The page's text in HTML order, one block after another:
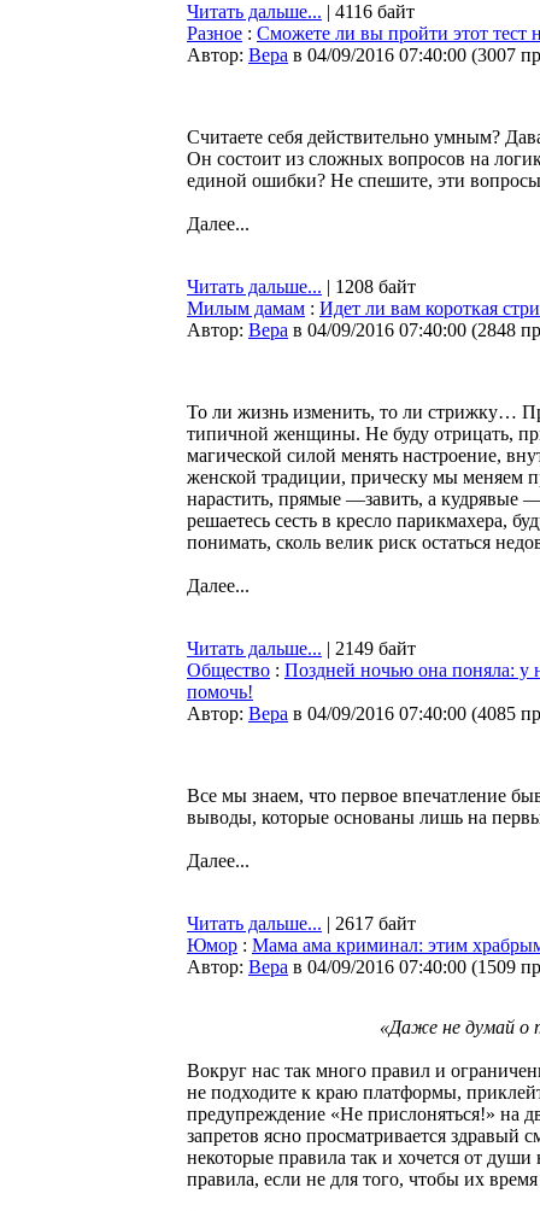
Читать дальше... | 4116 байт
Разное : Сможете ли вы пройти этот тест
Автор: Bepa в 04/09/2016 07:40:00 (3007
Считаете себя действительно умным?
Он состоит из сложных вопросов на
единой ошибки? Не спешите, эти вопросы
Далее...
Читать дальше... | 1208 байт
Милым дамам : Идет ли вам короткая
Автор: Bepa в 04/09/2016 07:40:00 (2848
То ли жизнь изменить, то ли стрижку…
типичной женщины. Не буду отрицать,
магической силой менять настроение,
женской традиции, прическу мы меняем
нарастить, прямые —завить, а кудрявые
решаетесь сесть в кресло парикмахера,
понимать, сколь велик риск остаться
Далее...
Читать дальше... | 2149 байт
Общество : Поздней ночью она поняла: у
помочь!
Автор: Bepa в 04/09/2016 07:40:00 (4085
Все мы знаем, что первое впечатление
выводы, которые основаны лишь на
Далее...
Читать дальше... | 2617 байт
Юмор : Мама ама криминал: этим
Автор: Bepa в 04/09/2016 07:40:00 (1509
«Даже не думай о
Вокруг нас так много правил и
не подходите к краю платформы,
предупреждение «Не прислоняться!» на
запретов ясно просматривается здравый
некоторые правила так и хочется от
правила, если не для того, чтобы их